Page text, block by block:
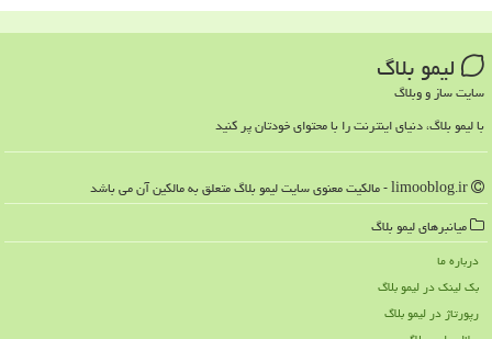
لیمو بلاگ
سایت ساز و وبلاگ
با لیمو بلاگ، دنیای اینترنت را با محتوای خودتان پر کنید
میانبرهای لیمو بلاگ
درباره ما
بک لینک در لیمو بلاگ
رپورتاژ در لیمو بلاگ